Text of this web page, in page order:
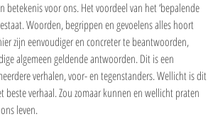
voor ons. Het voordeel van het ‘bepalende
Woorden, begrippen en gevoelens alles hoort
zijn eenvoudiger en concreter te beantwoorden,
algemeen geldende antwoorden. Dit is een
verhalen, voor- en tegenstanders. Wellicht is dit
verhaal. Zou zomaar kunnen en wellicht praten
leven.